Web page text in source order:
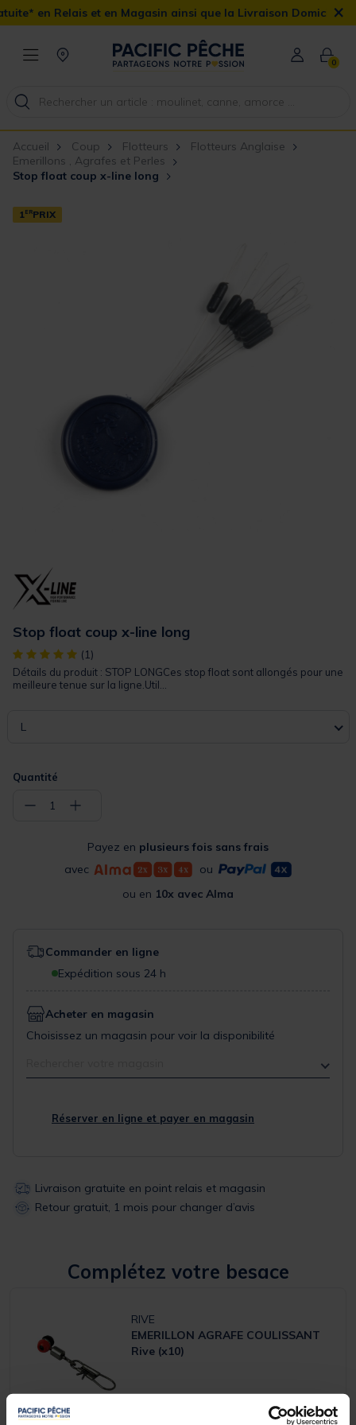
en Magasin ainsi que la Livraison Domicile offerte dès 90€×
0
Accueil Coup Flotteurs
Flotteurs Anglaise
Emerillons , Agrafes et Perles
Stop float coup x-line long
1ERPRIX
Stop float coup x-line long
[object Object] out of 5 Customer Rating
(1)
Détails du produit : STOP LONGCes stop float sont allongés pour une
meilleure tenue sur la ligne.Util...
L
Quantité
− 1 +
Payez en plusieurs fois sans frais
avec
ou
ou en 10x avec Alma
Commander en ligne
Expédition sous 24 h
Acheter en magasin
Choisissez un magasin pour voir la disponibilité
Réserver en ligne et payer en magasin
Livraison gratuite en point relais et magasin
Retour gratuit, 1 mois pour changer d’avis
Complétez votre besace
RIVE
EMERILLON AGRAFE COULISSANT
Rive (x10)